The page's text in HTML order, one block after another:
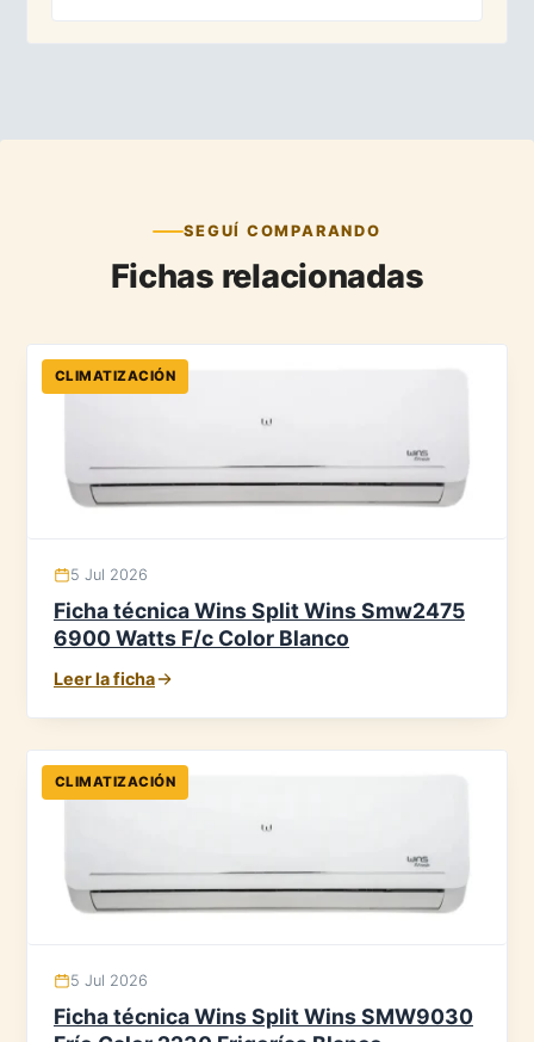
SEGUÍ COMPARANDO
Fichas relacionadas
CLIMATIZACIÓN
5 Jul 2026
Ficha técnica Wins Split Wins Smw2475
6900 Watts F/c Color Blanco
Leer la ficha
CLIMATIZACIÓN
5 Jul 2026
Ficha técnica Wins Split Wins SMW9030